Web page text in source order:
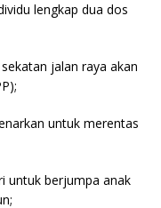
lengkap dua dos
jalan raya akan
untuk merentas
untuk berjumpa anak